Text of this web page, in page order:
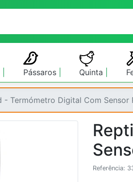
Pássaros Quinta
- Termómetro Digital Com Sensor
Referência: